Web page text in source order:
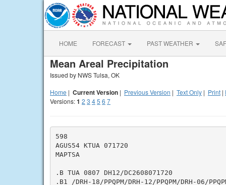
HOME FORECAST PAST WEATHER
Mean Areal Precipitation
Issued by NWS Tulsa, OK
Home | Current Version | Previous Version | Text Only | Print |
Versions:1 2 3 45 6 7
598
AGUS54 KTUA 071720
MAPTSA
.B TUA 0807 DH12/DC2608071720
.B1 /DRH-18/PPQPM/DRH-12/PPQPM/DRH-06/